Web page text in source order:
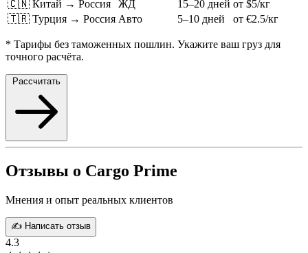
🇨🇳 Китай → Россия
ЖД 15–20 дней от $5/кг
🇹🇷 Турция → Россия Авто 5–10 дней от €2.5/кг
* Тарифы без таможенных пошлин. Укажите ваш груз для
точного расчёта.
Рассчитать
Отзывы о Cargo Prime
Мнения и опыт реальных клиентов
✍️ Написать отзыв
4.3